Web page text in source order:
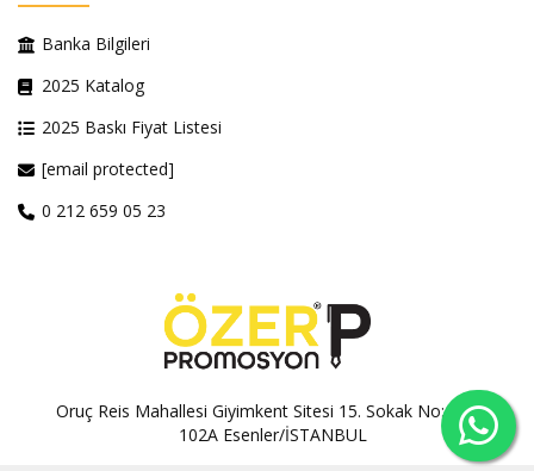
Banka Bilgileri
2025 Katalog
2025 Baskı Fiyat Listesi
[email protected]
0 212 659 05 23
Oruç Reis Mahallesi Giyimkent Sitesi 15. Sokak No:100A-
102A Esenler/İSTANBUL